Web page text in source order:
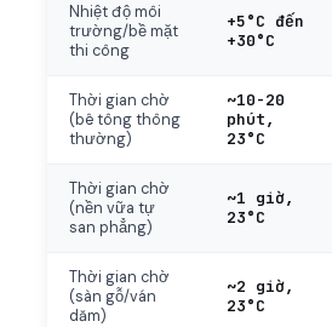
Nhiệt độ môi
trường/bề mặt
thi công
+5°C đến
+30°C
Thời gian chờ
(bê tông thông
thường)
~10-20
phút,
23°C
Thời gian chờ
(nền vữa tự
san phẳng)
~1 giờ,
23°C
Thời gian chờ
(sàn gỗ/ván
dăm)
~2 giờ,
23°C